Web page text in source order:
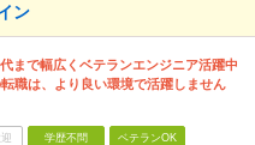
ン
まで幅広くベテランエンジニア活躍中
転職は、より良い環境で活躍しません
学歴不問 ベテランOK